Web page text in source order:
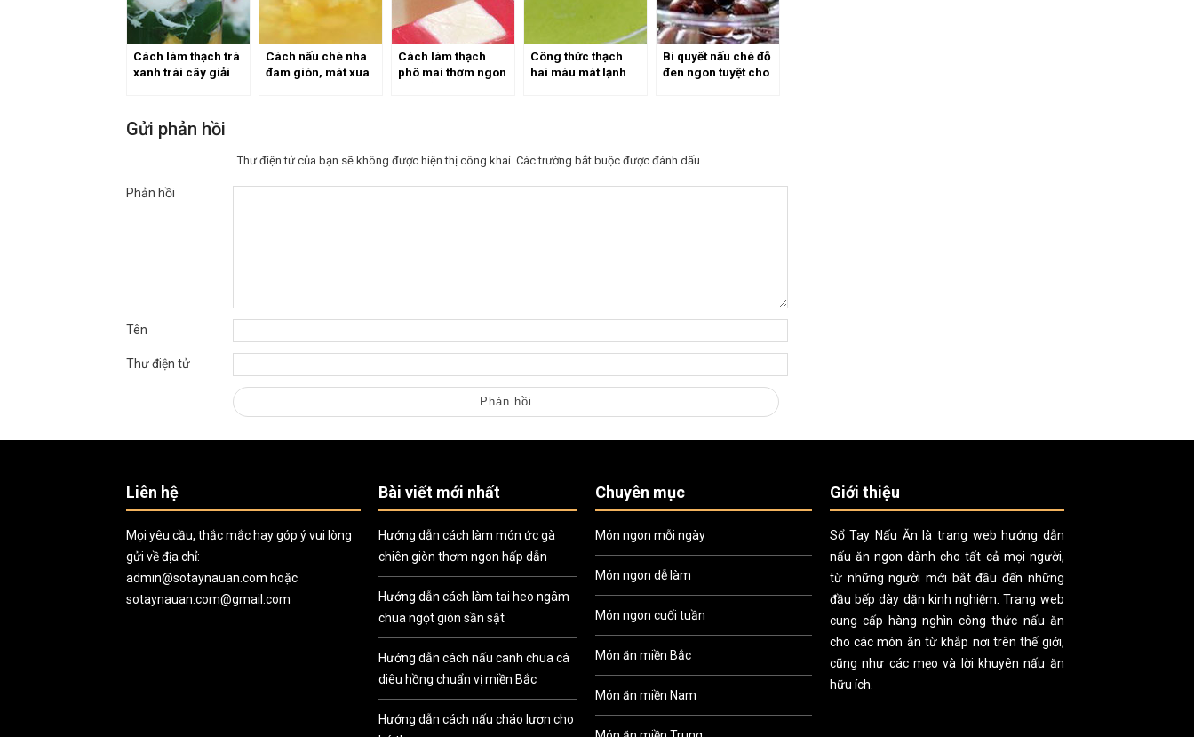
Cách làm thạch trà
xanh trái cây giải
Cách nấu chè nha
đam giòn, mát xua
Cách làm thạch
phô mai thơm ngon
Công thức thạch
hai màu mát lạnh
Bí quyết nấu chè đỗ
đen ngon tuyệt cho
Gửi phản hồi
Thư điện tử của bạn sẽ không được hiện thị công khai. Các trường bắt buộc được đánh dấu
Phản hồi
Tên
Thư điện tử
Liên hệ
Mọi yêu cầu, thắc mắc hay góp ý vui lòng
gửi về địa chỉ:
admin@sotaynauan.com hoặc
sotaynauan.com@gmail.com
Bài viết mới nhất
Hướng dẫn cách làm món ức gà
chiên giòn thơm ngon hấp dẫn
Hướng dẫn cách làm tai heo ngâm
chua ngọt giòn sần sật
Hướng dẫn cách nấu canh chua cá
diêu hồng chuẩn vị miền Bắc
Hướng dẫn cách nấu cháo lươn cho
Chuyên mục
Món ngon mỗi ngày
Món ngon dễ làm
Món ngon cuối tuần
Món ăn miền Bắc
Món ăn miền Nam
Giới thiệu
Sổ Tay Nấu Ăn là trang web hướng dẫn
nấu ăn ngon dành cho tất cả mọi người,
từ những người mới bắt đầu đến những
đầu bếp dày dặn kinh nghiệm. Trang web
cung cấp hàng nghìn công thức nấu ăn
cho các món ăn từ khắp nơi trên thế giới,
cũng như các mẹo và lời khuyên nấu ăn
hữu ích.